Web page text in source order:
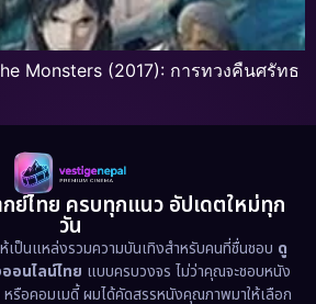
Monsters (2017): การทวงคืนศรัทธ
ย์ไทย ครบทุกแนว อัปเดตใหม่ทุก
วัน
เป็นแหล่งรวมความบันเทิงสำหรับคนที่ชื่นชอบ ดู
อนไลน์ไทย แบบครบวงจร ไม่ว่าคุณจะชอบหนัง
รือคอมเมดี้ ผมได้คัดสรรหนังคุณภาพมาให้เลือก